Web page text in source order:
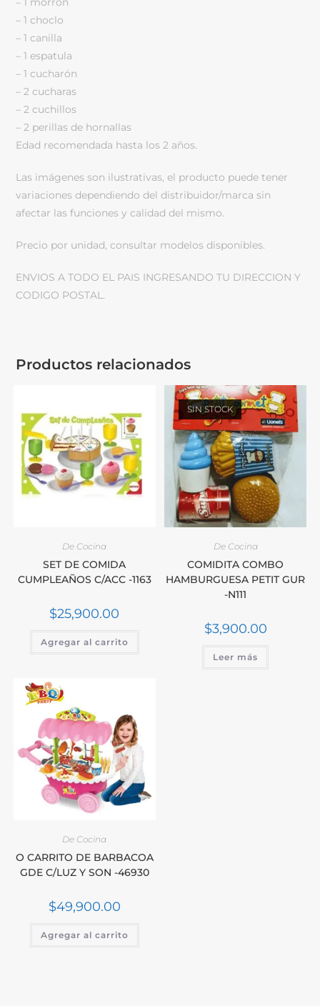
– 1 choclo
– 1 canilla
– 1 espatula
– 1 cucharón
– 2 cucharas
– 2 cuchillos
– 2 perillas de hornallas
Edad recomendada hasta los 2 años.
Las imágenes son ilustrativas, el producto puede tener
variaciones dependiendo del distribuidor/marca sin
afectar las funciones y calidad del mismo.
Precio por unidad, consultar modelos disponibles.
ENVIOS A TODO EL PAIS INGRESANDO TU DIRECCION Y
CODIGO POSTAL.
Productos relacionados
De Cocina
SET DE COMIDA
CUMPLEAÑOS C/ACC -1163
$25,900.00
Agregar al carrito
SIN STOCK
De Cocina
COMIDITA COMBO
HAMBURGUESA PETIT GUR
-N111
$3,900.00
Leer más
De Cocina
O CARRITO DE BARBACOA
GDE C/LUZ Y SON -46930
$49,900.00
Agregar al carrito